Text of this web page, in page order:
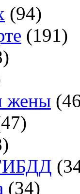
(94)
(191)
жены
(34)